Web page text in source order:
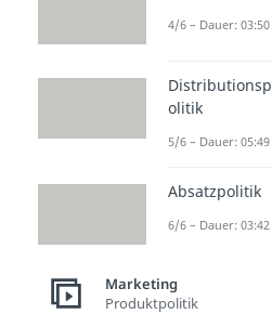
4/6 – Dauer: 03:50
Distributionsp
olitik
5/6 – Dauer: 05:49
Absatzpolitik
6/6 – Dauer: 03:42
Marketing
Produktpolitik